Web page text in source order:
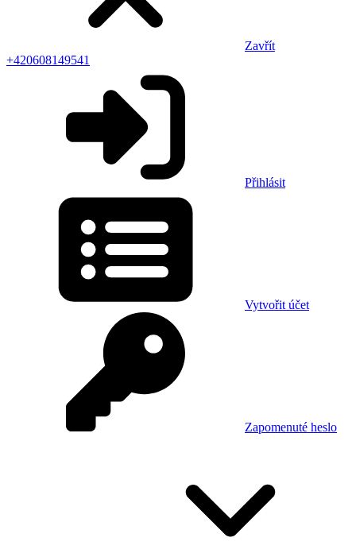
Zavřít
+420608149541
Přihlásit
Vytvořit účet
Zapomenuté heslo